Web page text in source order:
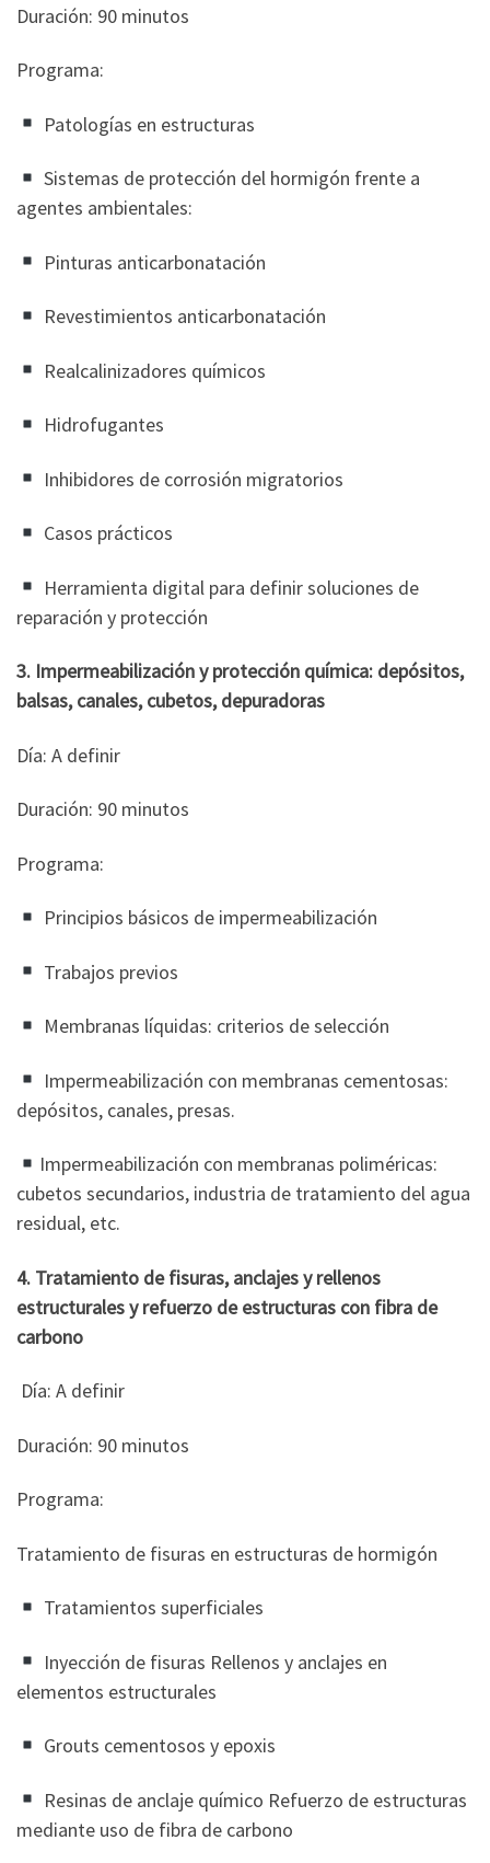
Duración: 90 minutos
Programa:
Patologías en estructuras
Sistemas de protección del hormigón frente a
agentes ambientales:
Pinturas anticarbonatación
Revestimientos anticarbonatación
Realcalinizadores químicos
Hidrofugantes
Inhibidores de corrosión migratorios
Casos prácticos
Herramienta digital para definir soluciones de
reparación y protección
3. Impermeabilización y protección química: depósitos,
balsas, canales, cubetos, depuradoras
Día: A definir
Duración: 90 minutos
Programa:
Principios básicos de impermeabilización
Trabajos previos
Membranas líquidas: criterios de selección
Impermeabilización con membranas cementosas:
depósitos, canales, presas.
Impermeabilización con membranas poliméricas:
cubetos secundarios, industria de tratamiento del agua
residual, etc.
4. Tratamiento de fisuras, anclajes y rellenos
estructurales y refuerzo de estructuras con fibra de
carbono
Día: A definir
Duración: 90 minutos
Programa:
Tratamiento de fisuras en estructuras de hormigón
Tratamientos superficiales
Inyección de fisuras Rellenos y anclajes en
elementos estructurales
Grouts cementosos y epoxis
Resinas de anclaje químico Refuerzo de estructuras
mediante uso de fibra de carbono